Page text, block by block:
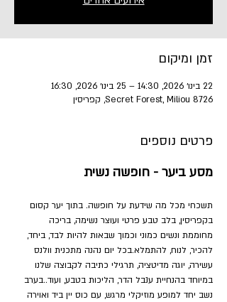
זמן ומיקום
22 בינו׳ 2026, 14:30 – 25 בינו׳ 2026, 16:30
Secret Forest, Miliou 8726, קפריסין
פרטים נוספים
מסע ביער - חופשה נשית
תשכחי מכל מה שידעת על חופשה. בתוך יער קסום
בקפריסין, בלב טבע פרטי ועוצר נשימה, בריכה
מחוממת ונשים כמוני וכמוך שבאות להיות לבד, ביחד,
להכיר, לנוח, להתמלא.בכל יום נהנה מתכנית וולנס
עשירה, יוגה מדיטציה, תרגילי כתיבה לקבוצה שלנו
במיוחד בהנחיית ענבל הדר, הליכות בטבע, ועוד..בערב
נשב יחד למופע מוזיקלי מרגש, עם כוס יין ביד ואוירה